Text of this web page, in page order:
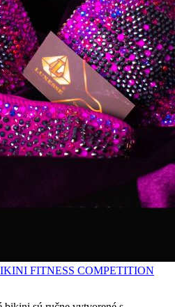
FITNESS COMPETITION